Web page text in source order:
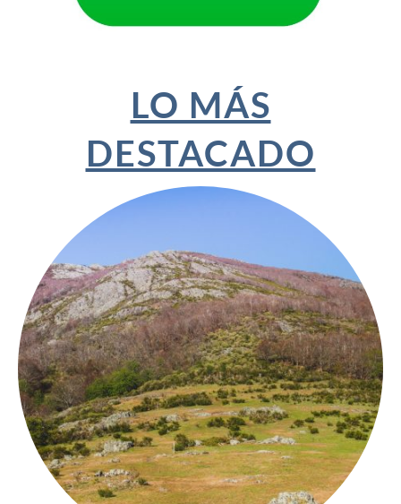
LO MÁS
DESTACADO